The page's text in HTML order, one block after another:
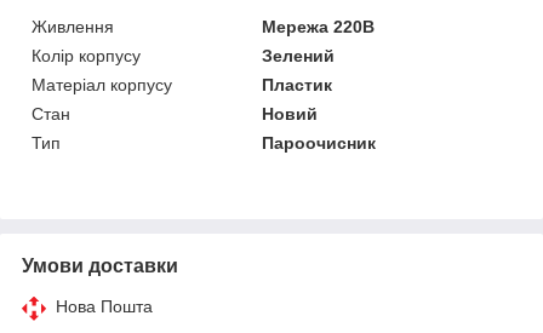
Живлення
Мережа 220В
Колір корпусу
Зелений
Матеріал корпусу
Пластик
Стан
Новий
Тип
Пароочисник
Умови доставки
Нова Пошта